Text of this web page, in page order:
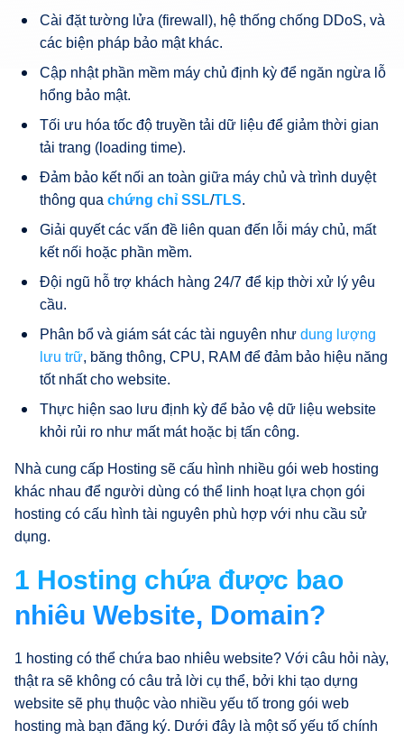
Cài đặt tường lửa (firewall), hệ thống chống DDoS, và
các biện pháp bảo mật khác.
Cập nhật phần mềm máy chủ định kỳ để ngăn ngừa lỗ
hổng bảo mật.
Tối ưu hóa tốc độ truyền tải dữ liệu để giảm thời gian
tải trang (loading time).
Đảm bảo kết nối an toàn giữa máy chủ và trình duyệt
thông qua chứng chỉ SSL/TLS.
Giải quyết các vấn đề liên quan đến lỗi máy chủ, mất
kết nối hoặc phần mềm.
Đội ngũ hỗ trợ khách hàng 24/7 để kịp thời xử lý yêu
cầu.
Phân bổ và giám sát các tài nguyên như dung lượng
lưu trữ, băng thông, CPU, RAM để đảm bảo hiệu năng
tốt nhất cho website.
Thực hiện sao lưu định kỳ để bảo vệ dữ liệu website
khỏi rủi ro như mất mát hoặc bị tấn công.
Nhà cung cấp Hosting sẽ cấu hình nhiều gói web hosting
khác nhau để người dùng có thể linh hoạt lựa chọn gói
hosting có cấu hình tài nguyên phù hợp với nhu cầu sử
dụng.
1 Hosting chứa được bao
nhiêu Website, Domain?
1 hosting có thể chứa bao nhiêu website? Với câu hỏi này,
thật ra sẽ không có câu trả lời cụ thể, bởi khi tạo dựng
website sẽ phụ thuộc vào nhiều yếu tố trong gói web
hosting mà bạn đăng ký. Dưới đây là một số yếu tố chính